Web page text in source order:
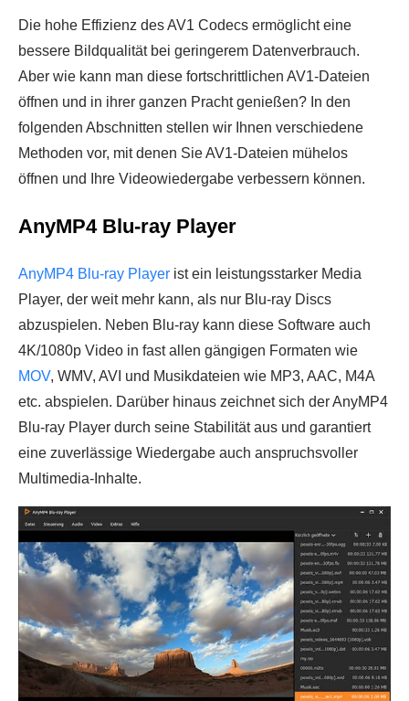
Die hohe Effizienz des AV1 Codecs ermöglicht eine
bessere Bildqualität bei geringerem Datenverbrauch.
Aber wie kann man diese fortschrittlichen AV1-Dateien
öffnen und in ihrer ganzen Pracht genießen? In den
folgenden Abschnitten stellen wir Ihnen verschiedene
Methoden vor, mit denen Sie AV1-Dateien mühelos
öffnen und Ihre Videowiedergabe verbessern können.
AnyMP4 Blu-ray Player
AnyMP4 Blu-ray Player ist ein leistungsstarker Media
Player, der weit mehr kann, als nur Blu-ray Discs
abzuspielen. Neben Blu-ray kann diese Software auch
4K/1080p Video in fast allen gängigen Formaten wie
MOV, WMV, AVI und Musikdateien wie MP3, AAC, M4A
etc. abspielen. Darüber hinaus zeichnet sich der AnyMP4
Blu-ray Player durch seine Stabilität aus und garantiert
eine zuverlässige Wiedergabe auch anspruchsvoller
Multimedia-Inhalte.